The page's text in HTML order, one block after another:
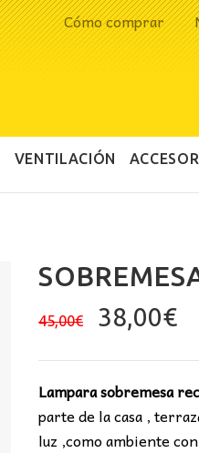
Cómo comprar
VENTILACIÓN
45,00€
El
original
era:
45,00€.
38,00€El
Lampara sobremesa
parte de la casa ,
luz ,como ambiente